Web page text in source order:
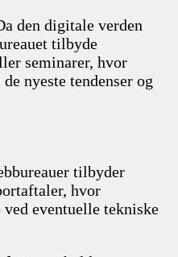
den digitale verden
tilbyde
seminarer, hvor
nyeste tendenser og
tilbyder
hvor
eventuelle tekniske